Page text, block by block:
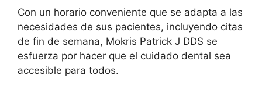
Con un horario conveniente que se adapta a las
necesidades de sus pacientes, incluyendo citas
de fin de semana, Mokris Patrick J DDS se
esfuerza por hacer que el cuidado dental sea
accesible para todos.